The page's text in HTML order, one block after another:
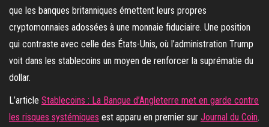
que les banques britanniques émettent leurs propres
cryptomonnaies adossées à une monnaie fiduciaire. Une position
qui contraste avec celle des États-Unis, où l’administration Trump
voit dans les stablecoins un moyen de renforcer la suprématie du
dollar.
L’article Stablecoins : La Banque d’Angleterre met en garde contre
les risques systémiques est apparu en premier sur Journal du Coin.